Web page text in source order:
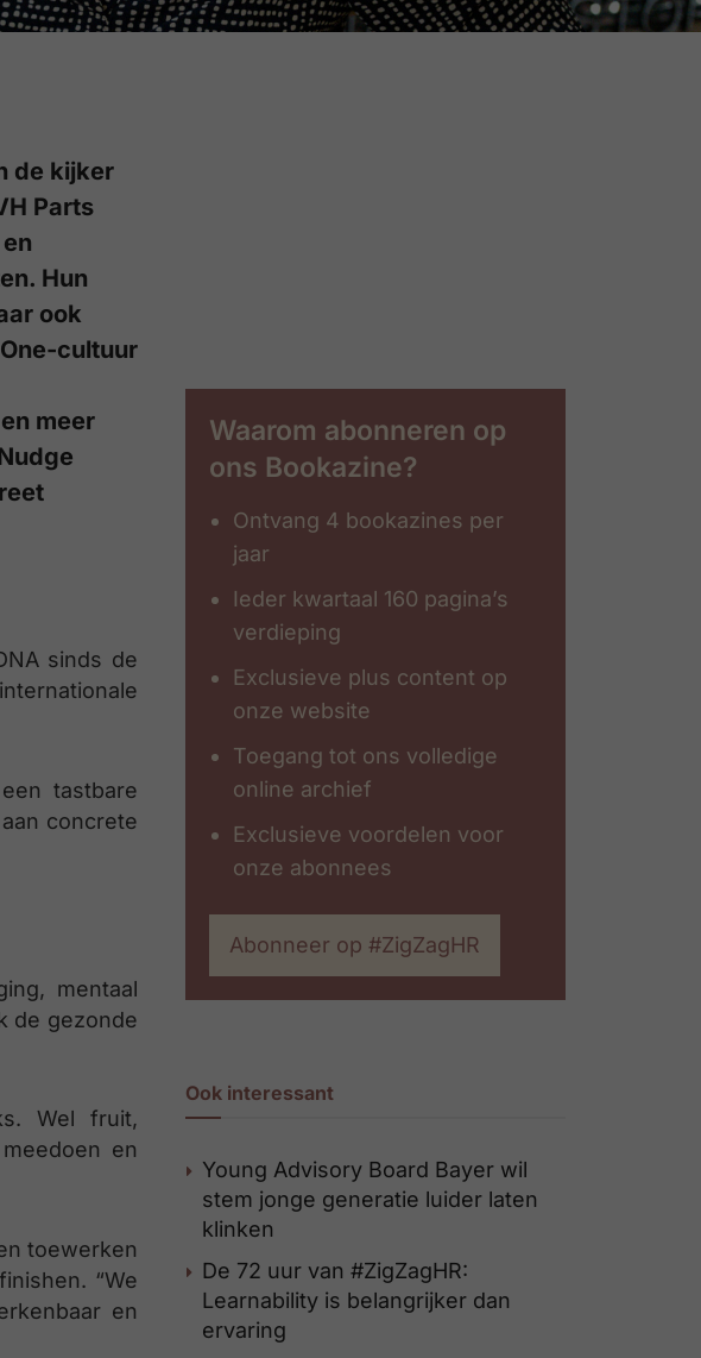
de kijker
Parts
Hun
ook
cultuur
meer
sinds de
tastbare
concrete
mentaal
de gezonde
Wel fruit,
en
toewerken
“We
en
Waarom abonneren op
ons Bookazine?
Ontvang 4 bookazines per
jaar
Ieder kwartaal 160 pagina’s
verdieping
Exclusieve plus content op
onze website
Toegang tot ons volledige
online archief
Exclusieve voordelen voor
onze abonnees
Abonneer op #ZigZagHR
Ook interessant
Young Advisory Board Bayer wil
stem jonge generatie luider laten
klinken
De 72 uur van #ZigZagHR:
Learnability is belangrijker dan
ervaring